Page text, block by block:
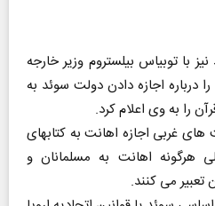
با توبیاس بیلستروم وزیر خارجه
درباره اجازه دادن دولت سوئد به
را به وی اعلام کرد.
غربی اجازه اهانت به کتابهای
هرگونه اهانت به مسلمانان و
تعبیر می کنند.